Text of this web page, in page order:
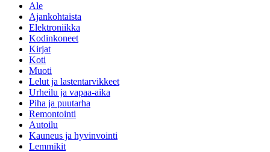
Ale
Ajankohtaista
Elektroniikka
Kodinkoneet
Kirjat
Koti
Muoti
Lelut ja lastentarvikkeet
Urheilu ja vapaa-aika
Piha ja puutarha
Remontointi
Autoilu
Kauneus ja hyvinvointi
Lemmikit